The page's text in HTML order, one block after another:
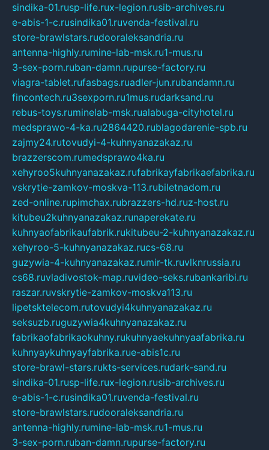
sindika-01.rusp-life.rux-legion.rusib-archives.ru
e-abis-1-c.rusindika01.ruvenda-festival.ru
store-brawlstars.rudooraleksandria.ru
antenna-highly.rumine-lab-msk.ru1-mus.ru
3-sex-porn.ruban-damn.rupurse-factory.ru
viagra-tablet.rufasbags.ruadler-jun.rubandamn.ru
fincontech.ru3sexporn.ru1mus.rudarksand.ru
rebus-toys.ruminelab-msk.rualabuga-cityhotel.ru
medsprawo-4-ka.ru2864420.rublagodarenie-spb.ru
zajmy24.rutovudyi-4-kuhnyanazakaz.ru
brazzerscom.rumedsprawo4ka.ru
xehyroo5kuhnyanazakaz.rufabrikayfabrikaefabrika.ru
vskrytie-zamkov-moskva-113.rubiletnadom.ru
zed-online.rupimchax.rubrazzers-hd.ruz-host.ru
kitubeu2kuhnyanazakaz.runaperekate.ru
kuhnyaofabrikaufabrik.rukitubeu-2-kuhnyanazakaz.ru
xehyroo-5-kuhnyanazakaz.rucs-68.ru
guzywia-4-kuhnyanazakaz.rumir-tk.ruvlknrussia.ru
cs68.ruvladivostok-map.ruvideo-seks.rubankaribi.ru
raszar.ruvskrytie-zamkov-moskva113.ru
lipetsktelecom.rutovudyi4kuhnyanazakaz.ru
seksuzb.ruguzywia4kuhnyanazakaz.ru
fabrikaofabrikaokuhny.rukuhnyaekuhnyaafabrika.ru
kuhnyaykuhnyayfabrika.rue-abis1c.ru
store-brawl-stars.rukts-services.rudark-sand.ru
sindika-01.rusp-life.rux-legion.rusib-archives.ru
e-abis-1-c.rusindika01.ruvenda-festival.ru
store-brawlstars.rudooraleksandria.ru
antenna-highly.rumine-lab-msk.ru1-mus.ru
3-sex-porn.ruban-damn.rupurse-factory.ru